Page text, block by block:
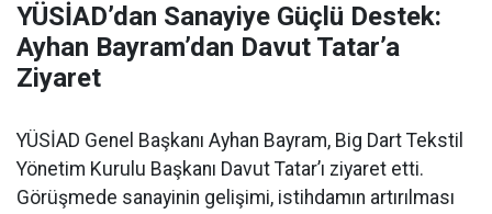
YÜSİAD’dan Sanayiye Güçlü Destek:
Ayhan Bayram’dan Davut Tatar’a
Ziyaret
YÜSİAD Genel Başkanı Ayhan Bayram, Big Dart Tekstil
Yönetim Kurulu Başkanı Davut Tatar’ı ziyaret etti.
Görüşmede sanayinin gelişimi, istihdamın artırılması